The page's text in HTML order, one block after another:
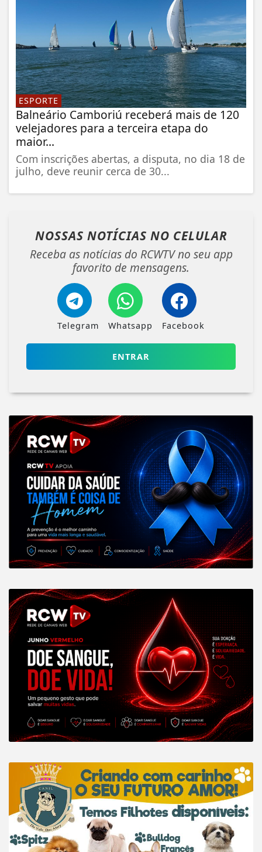
ESPORTE
Balneário Camboriú receberá mais de 120
velejadores para a terceira etapa do
maior...
Com inscrições abertas, a disputa, no dia 18 de
julho, deve reunir cerca de 30...
NOSSAS NOTÍCIAS NO CELULAR
Receba as notícias do RCWTV no seu app
favorito de mensagens.
Telegram Whatsapp Facebook
ENTRAR